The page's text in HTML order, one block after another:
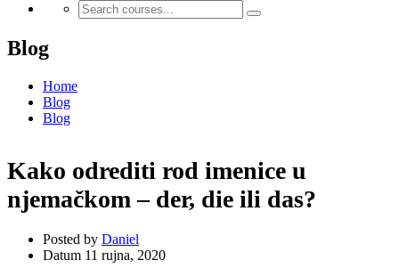
Blog
Home
Blog
Blog
Kako odrediti rod imenice u
njemačkom – der, die ili das?
Posted by Daniel
Datum 11 rujna, 2020